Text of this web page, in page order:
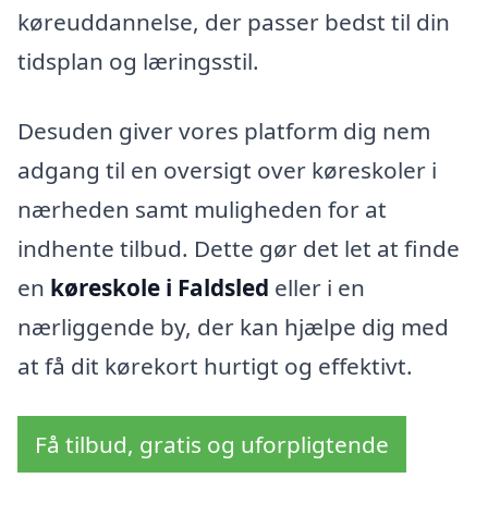
køreuddannelse, der passer bedst til din
tidsplan og læringsstil.
Desuden giver vores platform dig nem
adgang til en oversigt over køreskoler i
nærheden samt muligheden for at
indhente tilbud. Dette gør det let at finde
en køreskole i Faldsled eller i en
nærliggende by, der kan hjælpe dig med
at få dit kørekort hurtigt og effektivt.
Få tilbud, gratis og uforpligtende